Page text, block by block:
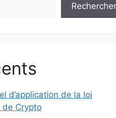
Rechercher
d’application de la loi
de Crypto